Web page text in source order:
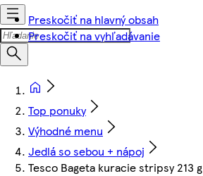
Preskočiť na hlavný obsah
Preskočiť na vyhľadávanie
Top ponuky
Výhodné menu
Jedlá so sebou + nápoj
Tesco Bageta kuracie stripsy 213 g